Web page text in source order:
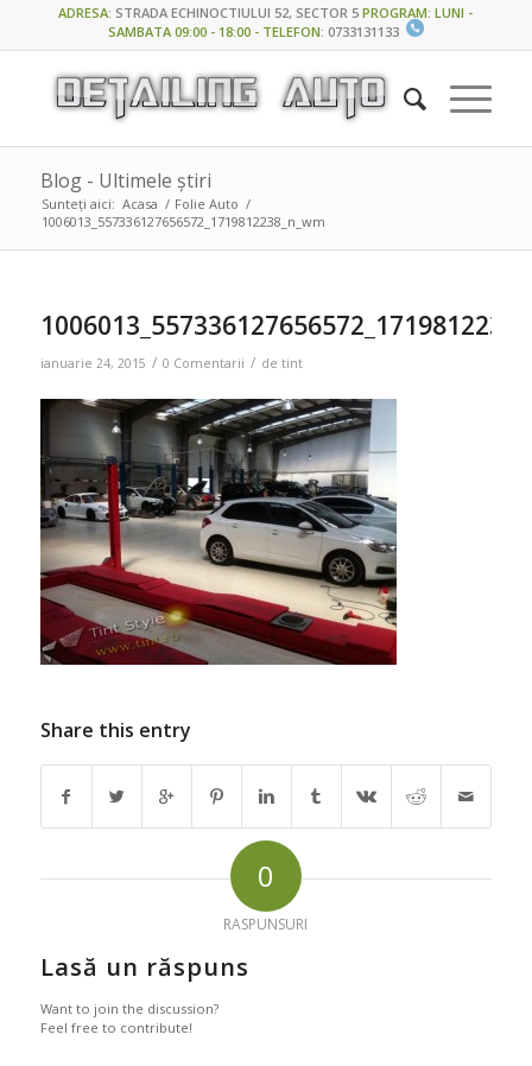
ADRESA:STRADA ECHINOCTIULUI 52, SECTOR 5 PROGRAM: LUNI -
SAMBATA 09:00 - 18:00 - TELEFON: 0733131133
Blog - Ultimele știri
Sunteți aici: Acasa / Folie Auto /
1006013_557336127656572_1719812238_n_wm
ianuarie 24, 2015 / 0 Comentarii / de tint
Share this entry
0
RASPUNSURI
Lasă un răspuns
Want to join the discussion?
Feel free to contribute!